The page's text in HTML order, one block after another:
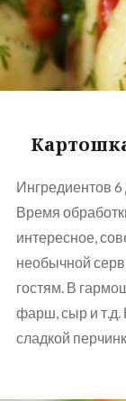
Ингредиентов
Время
интересное,
необычной
гостям. В
фарш, сыр и т.д.
сладкой